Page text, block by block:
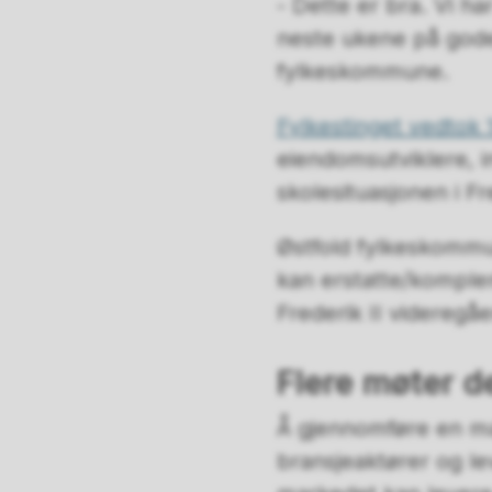
- Dette er bra. Vi
neste ukene på
fylkeskommune.
Fylkestinget vedtok
eiendomsutviklere,
skolesituasjonen i
Østfold
kan erstatte/
Frederik II
Flere møter
Å gjennomføre en
bransjeaktører og